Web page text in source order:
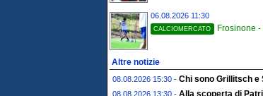
06.08.2026 11:30
CALCIOMERCATO Frosinone
Altre notizie
08.08.2026 15:30 - Chi sono Grillitsch e
08.08.2026 13:30 -